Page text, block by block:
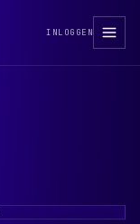
INLOGGEN